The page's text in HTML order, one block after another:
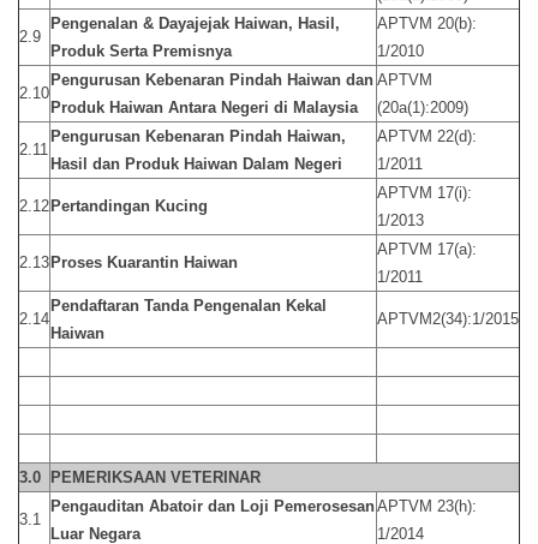
2.9
Pengenalan & Dayajejak Haiwan, Hasil,
Produk Serta Premisnya
APTVM 20(b):
1/2010
2.10
Pengurusan Kebenaran Pindah Haiwan dan
Produk Haiwan Antara Negeri di Malaysia
APTVM
(20a(1):2009)
2.11
Pengurusan Kebenaran Pindah Haiwan,
Hasil dan Produk Haiwan Dalam Negeri
APTVM 22(d):
1/2011
2.12 Pertandingan Kucing
APTVM 17(i):
1/2013
2.13 Proses Kuarantin Haiwan
APTVM 17(a):
1/2011
2.14
Pendaftaran Tanda Pengenalan Kekal
Haiwan
APTVM2(34):1/2015
3.0 PEMERIKSAAN VETERINAR
3.1
Pengauditan Abatoir dan Loji Pemerosesan
Luar Negara
APTVM 23(h):
1/2014